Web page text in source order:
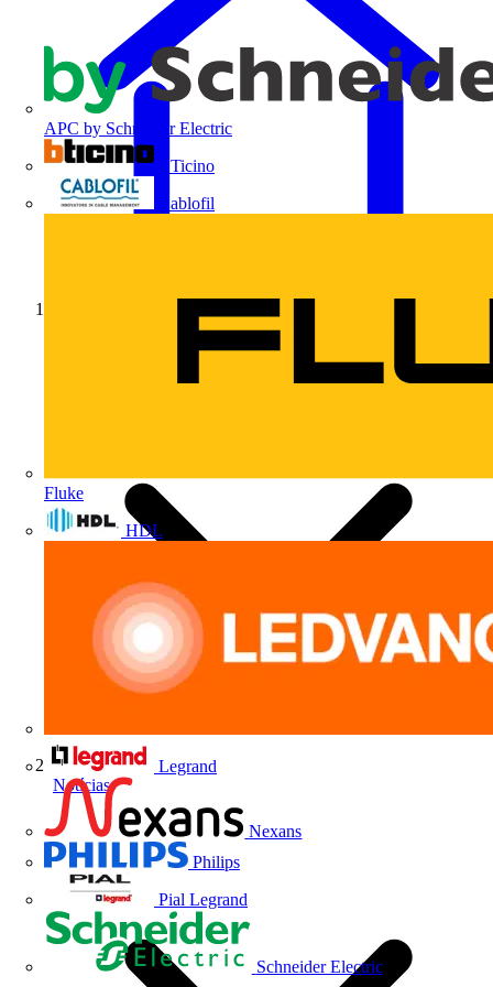
APC by Schneider Electric
BTicino
Cablofil
Fluke
HDL
Legrand
Nexans
Philips
Pial Legrand
Schneider Electric
Notícias